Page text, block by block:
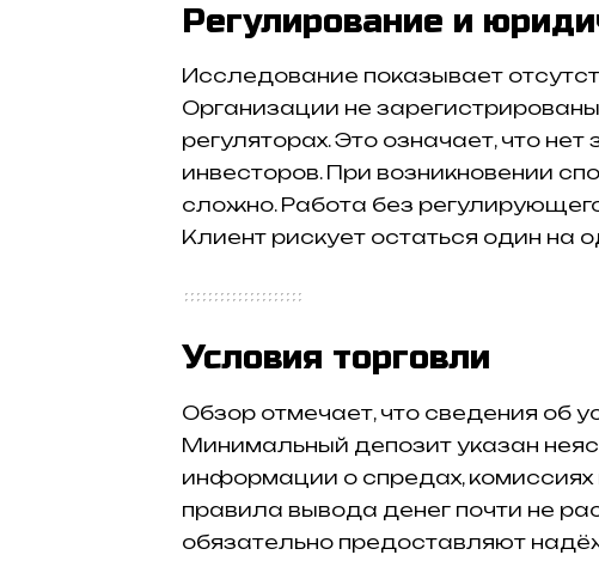
Регулирование и
Исследование показывает
Организации не
регуляторах. Это означает, что
инвесторов. При возникновении
сложно. Работа без
Клиент рискует остаться один на
Условия торговли
Обзор отмечает, что сведения об
Минимальный депозит указан
информации о спредах, комиссиях
правила вывода денег почти не
обязательно предоставляют